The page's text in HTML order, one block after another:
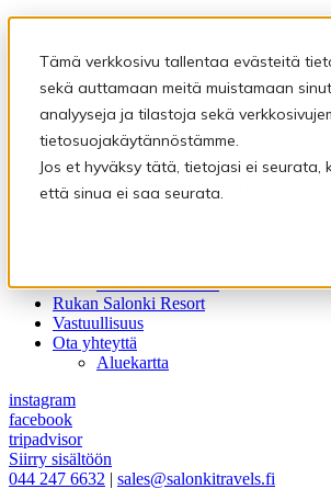
Tämä verkkosivu tallentaa evästeitä
sekä auttamaan meitä muistamaan
analyyseja ja tilastoja sekä
tietosuojakäytännöstämme.
Jos et hyväksy tätä, tietojasi ei
että sinua ei saa seurata.
Ravintolat
Ravintola Kultala
Rukan Kuksa
Eräravintola Kymppi
Saunat
Pyhäpiilon saunamaailma
Rukan Salonki Resort –
Kokous- ja juhlatilat
Kokous huvilassa
Rukan Salonki Resort
Vastuullisuus
Ota yhteyttä
Aluekartta
instagram
facebook
tripadvisor
Siirry sisältöön
044 247 6632 | sales@salonkitravels.fi